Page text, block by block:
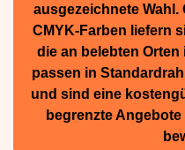
ausge­zeichnete
CMYK-Farben liefern
die an belebten
passen in
und sind eine
begrenzte